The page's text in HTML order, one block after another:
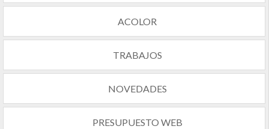
ACOLOR
TRABAJOS
NOVEDADES
PRESUPUESTO WEB